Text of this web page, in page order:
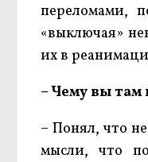
переломами,
«выключая»
их в
– Чему вы там
– Понял, что
мысли, что